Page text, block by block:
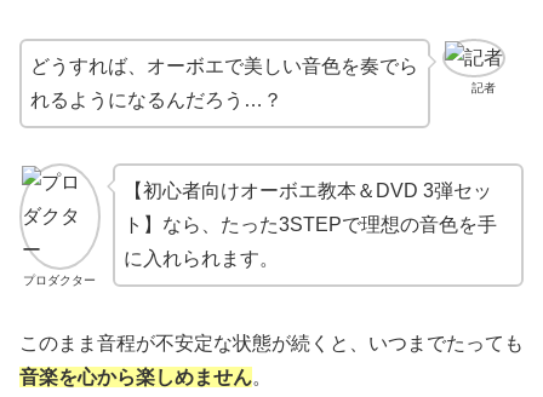
記者
どうすれば、オーボエで美しい音色を奏でら
れるようになるんだろう…？
プロダクター
【初心者向けオーボエ教本＆DVD 3弾セッ
ト】なら、たった3STEPで理想の音色を手
に入れられます。
このまま音程が不安定な状態が続くと、いつまでたっても
音楽を心から楽しめません。